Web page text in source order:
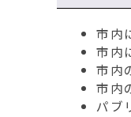
市内
市内
市内
市内
パブ